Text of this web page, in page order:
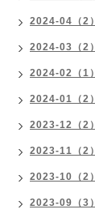
2024-04（2）
2024-03（2）
2024-02（1）
2024-01（2）
2023-12（2）
2023-11（2）
2023-10（2）
2023-09（3）